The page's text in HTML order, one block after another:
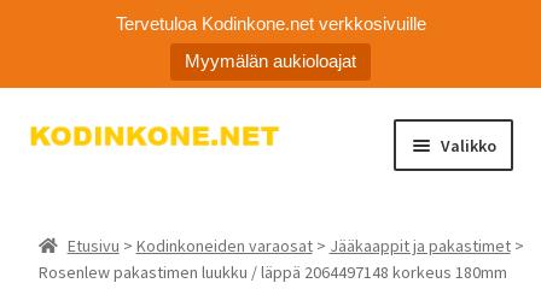
Tervetuloa Kodinkone.net verkkosivuille
Myymälän aukioloajat
Siirry
Siirry
Valikko
tason
Ota yhteyttä
Etusivu > Kodinkoneiden varaosat> Jääkaappit ja pakastimet>
Rosenlew pakastimen luukku / läppä 2064497148 korkeus 180mm